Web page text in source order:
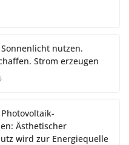
nutzen.
Strom erzeugen
Ästhetischer
wird zur Energiequelle